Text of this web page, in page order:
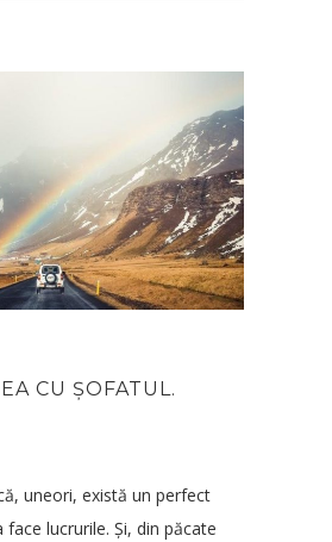
CU ȘOFATUL.
uneori, există un perfect
lucrurile. Și, din păcate